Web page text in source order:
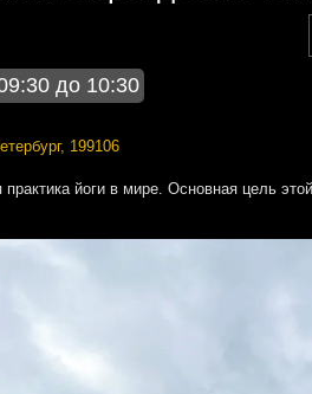
до 10:30
199106
йоги в мире. Основная цель